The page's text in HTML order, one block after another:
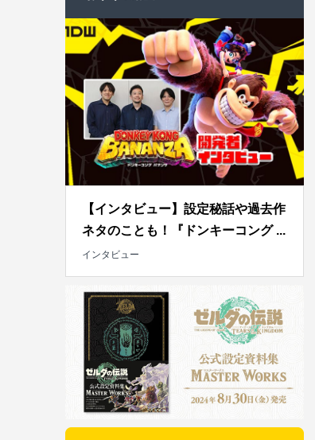
【インタビュー】設定秘話や過去作
ネタのことも！『ドンキーコング ...
インタビュー